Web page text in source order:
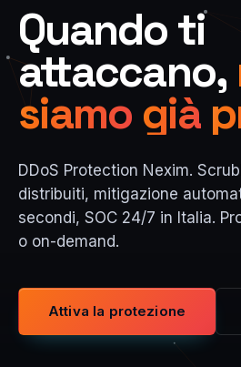
Quandoti
attaccano,
siamo già
DDoS Protection Nexim.
distribuiti, mitigazione
secondi, SOC 24/7 in Italia.
o on-demand.
Attiva la protezione